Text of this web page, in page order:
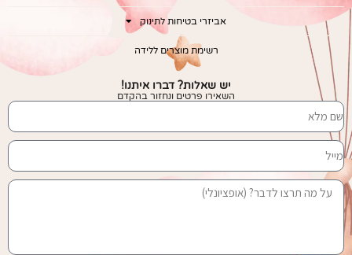
יש שאלות? דברו איתנו!
השאירו פרטים ונחזור בהקדם
אביזרי בטיחות לתינוק
רשימת מוצרים ללידה